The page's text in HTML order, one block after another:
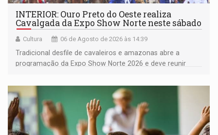
INTERIOR: Ouro Preto do Oeste realiza
Cavalgada da Expo Show Norte neste sábado
Cultura 06 de Agosto de 2026 às 14:39
Tradicional desfile de cavaleiros e amazonas abre a
programação da Expo Show Norte 2026 e deve reunir